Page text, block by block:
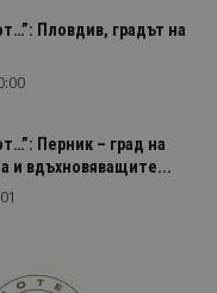
Пловдив, градът на
Перник – град на
и вдъхновяващите...
/
Валиден
до